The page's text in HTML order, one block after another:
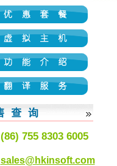
(86) 755 8303 6005
sales@hkinsoft.com